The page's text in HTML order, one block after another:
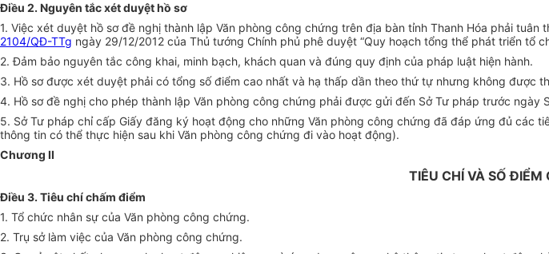
Điều 2. Nguyên tắc xét duyệt hồ sơ
1. Việc xét duyệt hồ sơ đề nghị thành lập Văn phòng công chứng trên địa bàn tỉnh Thanh Hóa phải
2104/QĐ-TTg ngày 29/12/2012 của Thủ tướng Chính phủ phê duyệt “Quy hoạch tổng thể phát triển tổ
2. Đảm bảo nguyên tắc công khai, minh bạch, khách quan và đúng quy định của pháp luật hiện hành.
3. Hồ sơ được xét duyệt phải có tổng số điểm cao nhất và hạ thấp dần theo thứ tự nhưng không được
4. Hồ sơ đề nghị cho phép thành lập Văn phòng công chứng phải được gửi đến Sở Tư pháp trước ngày
5. Sở Tư pháp chỉ cấp Giấy đăng ký‎ hoạt động cho những Văn phòng công chứng đã đáp ứng đủ
thông tin có thể thực hiện sau khi Văn phòng công chứng đi vào hoạt động).
Chương II
TIÊU CHÍ VÀ SỐ ĐIỂM
Điều 3. Tiêu chí chấm điểm
1. Tổ chức nhân sự của Văn phòng công chứng.
2. Trụ sở làm việc của Văn phòng công chứng.